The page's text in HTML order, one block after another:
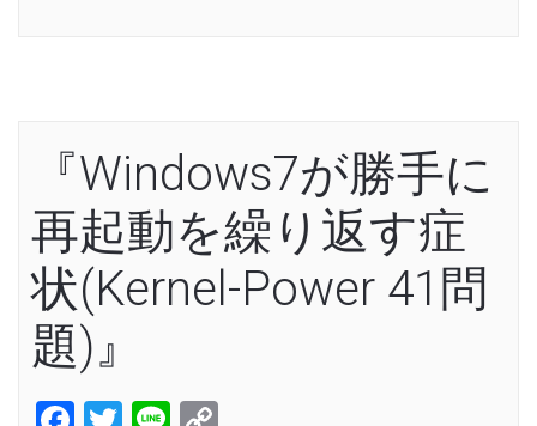
『Windows7が勝手に
再起動を繰り返す症
状(Kernel-Power 41問
題)』